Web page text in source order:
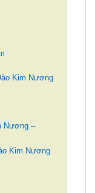
Kim Nương
Nương –
Kim Nương